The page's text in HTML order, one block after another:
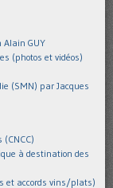
GUY
(photos et vidéos)
(SMN) par Jacques
à destination des
et accords vins/plats)